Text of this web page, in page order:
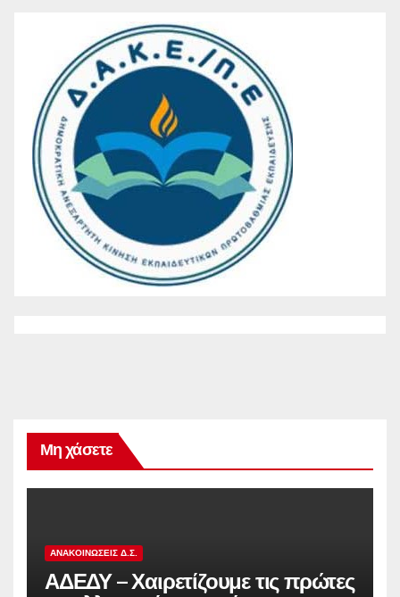
Μη χάσετε
ΑΝΑΚΟΙΝΏΣΕΙΣ Δ.Σ.
ΑΔΕΔΥ – Χαιρετίζουμε τις πρώτες